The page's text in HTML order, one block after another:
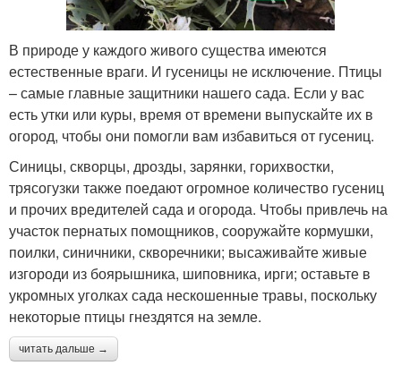
В природе у каждого живого существа имеются
естественные враги. И гусеницы не исключение. Птицы
– самые главные защитники нашего сада. Если у вас
есть утки или куры, время от времени выпускайте их в
огород, чтобы они помогли вам избавиться от гусениц.
Синицы, скворцы, дрозды, зарянки, горихвостки,
трясогузки также поедают огромное количество гусениц
и прочих вредителей сада и огорода. Чтобы привлечь на
участок пернатых помощников, сооружайте кормушки,
поилки, синичники, скворечники; высаживайте живые
изгороди из боярышника, шиповника, ирги; оставьте в
укромных уголках сада нескошенные травы, поскольку
некоторые птицы гнездятся на земле.
читать дальше →